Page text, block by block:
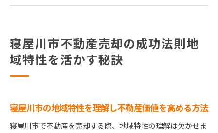
地域市場の動向を読み解くための基本ステップ
地域特性を活かした効果的なプロモーション手
法
地域の特徴を反映した物件価値の最適化
最新の寝屋川市不動産市場のトレンド分析
価格設定に影響を与える市場要因の理解
寝屋川市不動産売却の成功法則地
域特性を活かす秘訣
寝屋川市の地域特性を理解し不動産価値を高める方法
寝屋川市で不動産を売却する際、地域特性の理解は欠かせま